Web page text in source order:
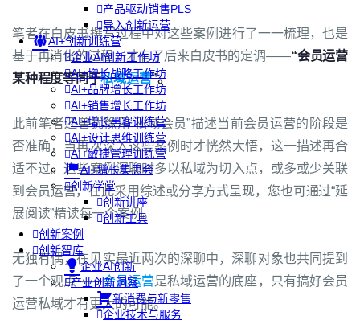
产品驱动销售PLS
导入创新运营
AI+创新训练营
企业AI创新工作坊
AI+增长战略工作坊
AI+品牌增长工作坊
AI+销售增长工作坊
AI+增长黑客训练营
AI+设计思维训练营
AI+敏捷管理训练营
AI+增长集思会
创新学堂
创新讲座
创新工具
创新案例
创新智库
企业AI创新
产业创新洞察
新消费与新零售
企业技术与服务
笔者在白皮书撰写过程中对这些案例进行了一一梳理，也是
基于再消化的过程，才有了后来白皮书的定调——“会员运营
某种程度等同于私域运营”。
此前笔者还曾犹豫用“私域会员”描述当前会员运营的阶段是
否准确，当再次深入这些案例时才恍然大悟，这一描述再合
适不过。这些案例深聊时多以私域为切入点，或多或少关联
到会员运营，在此采用综述或分享方式呈现，您也可通过“延
展阅读”精读每一个案例。
无独有偶，在见实最近两次的深聊中，深聊对象也共同提到
了一个观点——会员运营是私域运营的底座，只有搞好会员
运营私域才有更大的可能。